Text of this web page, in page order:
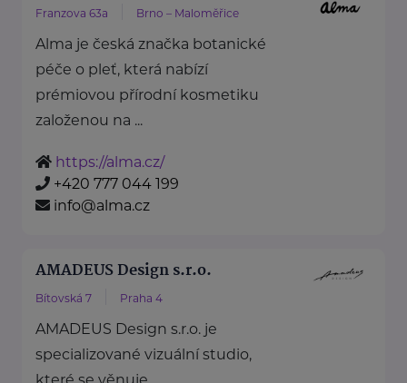
Franzova 63a Brno – Maloměřice
Alma je česká značka botanické
péče o pleť, která nabízí
prémiovou přírodní kosmetiku
založenou na ...
https://alma.cz/
+420 777 044 199
info@alma.cz
AMADEUS Design s.r.o.
Bítovská 7 Praha 4
AMADEUS Design s.r.o. je
specializované vizuální studio,